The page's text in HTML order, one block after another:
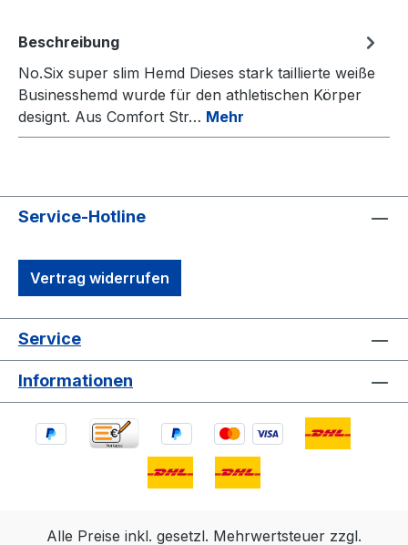
Beschreibung
No.Six super slim Hemd Dieses stark taillierte weiße
Businesshemd wurde für den athletischen Körper
designt. Aus Comfort Str… Mehr
Service-Hotline
Vertrag widerrufen
Service
Informationen
Alle Preise inkl. gesetzl. Mehrwertsteuer zzgl.